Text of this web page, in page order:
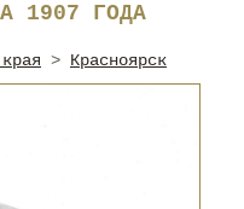
1907 ГОДА
> Красноярск